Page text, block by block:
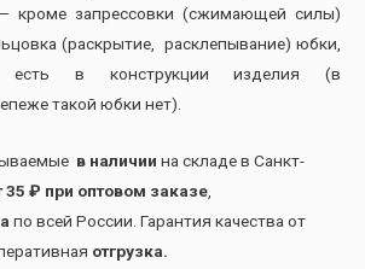
кроме запрессовки (сжимающей силы)
(раскрытие, расклепывание) юбки,
есть в конструкции изделия (в
такой юбки нет).
в наличии на складе в Санкт-
35 ₽ при оптовом заказе
по всей России. Гарантия качества от
отгрузка.